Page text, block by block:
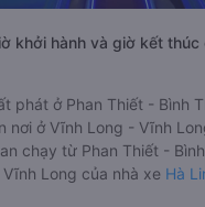
khởi hành và giờ kết thúc
phát ở Phan Thiết - Bình
nơi ở Vĩnh Long - Vĩnh
chạy từ Phan Thiết -
Long của nhà xe Hà